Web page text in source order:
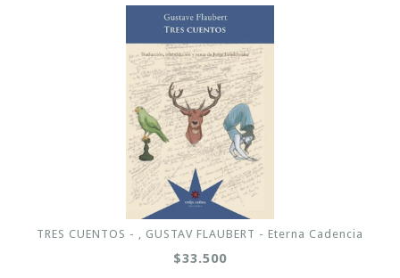
TRES CUENTOS - , GUSTAV FLAUBERT - Eterna Cadencia
$33.500